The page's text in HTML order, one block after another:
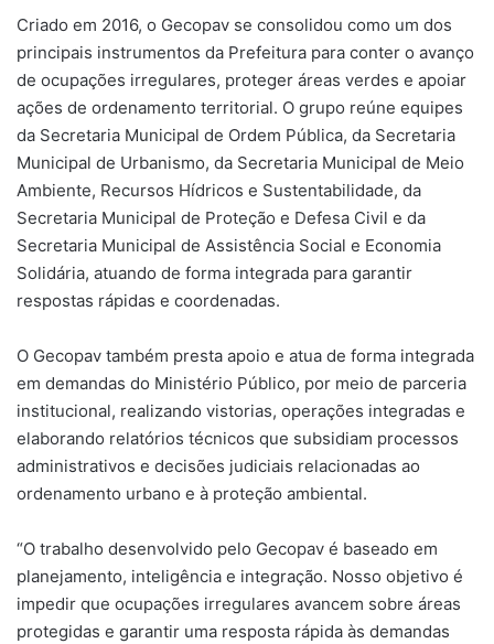
Criado em 2016, o Gecopav se consolidou como um dos
principais instrumentos da Prefeitura para conter o avanço
de ocupações irregulares, proteger áreas verdes e apoiar
ações de ordenamento territorial. O grupo reúne equipes
da Secretaria Municipal de Ordem Pública, da Secretaria
Municipal de Urbanismo, da Secretaria Municipal de Meio
Ambiente, Recursos Hídricos e Sustentabilidade, da
Secretaria Municipal de Proteção e Defesa Civil e da
Secretaria Municipal de Assistência Social e Economia
Solidária, atuando de forma integrada para garantir
respostas rápidas e coordenadas.
O Gecopav também presta apoio e atua de forma integrada
em demandas do Ministério Público, por meio de parceria
institucional, realizando vistorias, operações integradas e
elaborando relatórios técnicos que subsidiam processos
administrativos e decisões judiciais relacionadas ao
ordenamento urbano e à proteção ambiental.
“O trabalho desenvolvido pelo Gecopav é baseado em
planejamento, inteligência e integração. Nosso objetivo é
impedir que ocupações irregulares avancem sobre áreas
protegidas e garantir uma resposta rápida às demandas